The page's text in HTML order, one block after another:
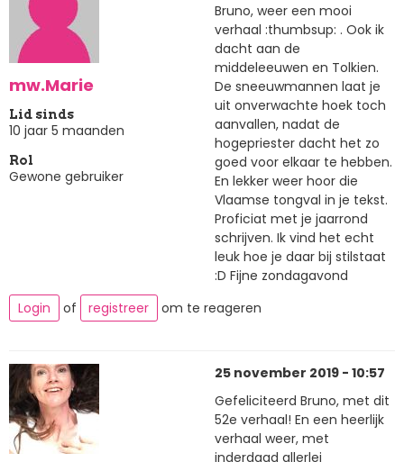
mw.Marie
Lid sinds
10 jaar 5 maanden
Rol
Gewone gebruiker
Bruno, weer een mooi
verhaal :thumbsup: . Ook ik
dacht aan de
middeleeuwen en Tolkien.
De sneeuwmannen laat je
uit onverwachte hoek toch
aanvallen, nadat de
hogepriester dacht het zo
goed voor elkaar te hebben.
En lekker weer hoor die
Vlaamse tongval in je tekst.
Proficiat met je jaarrond
schrijven. Ik vind het echt
leuk hoe je daar bij stilstaat
:D Fijne zondagavond
Login
of registreer om te reageren
25 november 2019 - 10:57
Gefeliciteerd Bruno, met dit
52e verhaal! En een heerlijk
verhaal weer, met
inderdaad allerlei